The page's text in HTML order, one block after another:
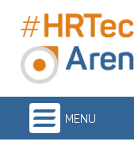
menu